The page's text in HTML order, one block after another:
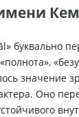
буквально
значение
Оно